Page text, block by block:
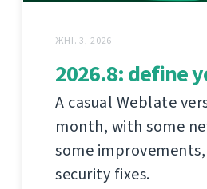
ЖНІ. 3, 2026
2026.8: define
A casual Weblate
month, with some
some
security fixes.